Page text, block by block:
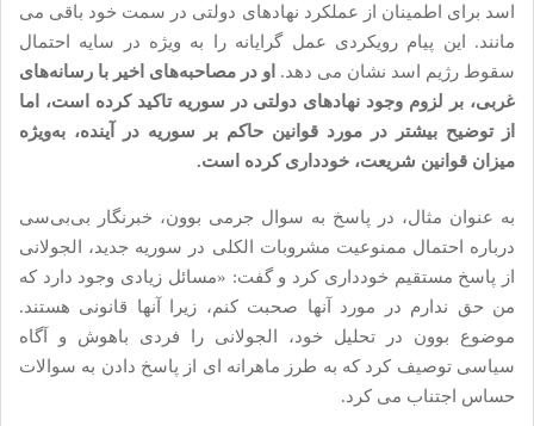
اسد برای اطمینان از عملکرد نهادهای دولتی در سمت خود باقی می
مانند. این پیام رویکردی عمل گرایانه را به ویژه در سایه احتمال
سقوط رژیم اسد نشان می دهد. او در مصاحبه‌های اخیر با رسانه‌های
غربی، بر لزوم وجود نهادهای دولتی در سوریه تاکید کرده است، اما
از توضیح بیشتر در مورد قوانین حاکم بر سوریه در آینده، به‌ویژه
میزان قوانین شریعت، خودداری کرده است.
به عنوان مثال، در پاسخ به سوال جرمی بوون، خبرنگار بی‌بی‌سی
درباره احتمال ممنوعیت مشروبات الکلی در سوریه جدید، الجولانی
از پاسخ مستقیم خودداری کرد و گفت: «مسائل زیادی وجود دارد که
من حق ندارم در مورد آنها صحبت کنم، زیرا آنها قانونی هستند.
موضوع بوون در تحلیل خود، الجولانی را فردی باهوش و آگاه
سیاسی توصیف کرد که به طرز ماهرانه ای از پاسخ دادن به سوالات
حساس اجتناب می کرد.